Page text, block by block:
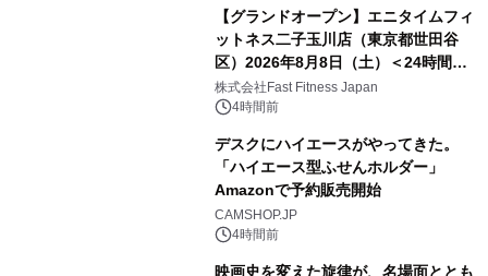
【グランドオープン】エニタイムフィ
ットネス二子玉川店（東京都世田谷
区）2026年8月8日（土）＜24時間年
中無休のフィットネスジム＞
株式会社Fast Fitness Japan
4時間前
デスクにハイエースがやってきた。
「ハイエース型ふせんホルダー」
Amazonで予約販売開始
CAMSHOP.JP
4時間前
映画史を変えた旋律が、名場面ととも